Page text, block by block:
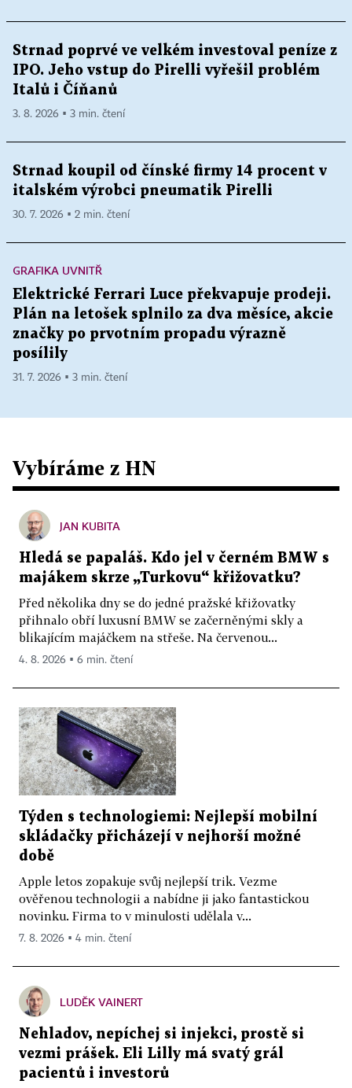
Strnad poprvé ve velkém investoval peníze z
IPO. Jeho vstup do Pirelli vyřešil problém
Italů i Číňanů
3. 8. 2026 ▪ 3 min. čtení
Strnad koupil od čínské firmy 14 procent v
italském výrobci pneumatik Pirelli
30. 7. 2026 ▪ 2 min. čtení
GRAFIKA UVNITŘ
Elektrické Ferrari Luce překvapuje prodeji.
Plán na letošek splnilo za dva měsíce, akcie
značky po prvotním propadu výrazně
posílily
31. 7. 2026 ▪ 3 min. čtení
Vybíráme z HN
JAN KUBITA
Hledá se papaláš. Kdo jel v černém BMW s
majákem skrze „Turkovu“ křižovatku?
Před několika dny se do jedné pražské křižovatky
přihnalo obří luxusní BMW se začerněnými skly a
blikajícím majáčkem na střeše. Na červenou...
4. 8. 2026 ▪ 6 min. čtení
Týden s technologiemi: Nejlepší mobilní
skládačky přicházejí v nejhorší možné
době
Apple letos zopakuje svůj nejlepší trik. Vezme
ověřenou technologii a nabídne ji jako fantastickou
novinku. Firma to v minulosti udělala v...
7. 8. 2026 ▪ 4 min. čtení
LUDĚK VAINERT
Nehladov, nepíchej si injekci, prostě si
vezmi prášek. Eli Lilly má svatý grál
pacientů i investorů